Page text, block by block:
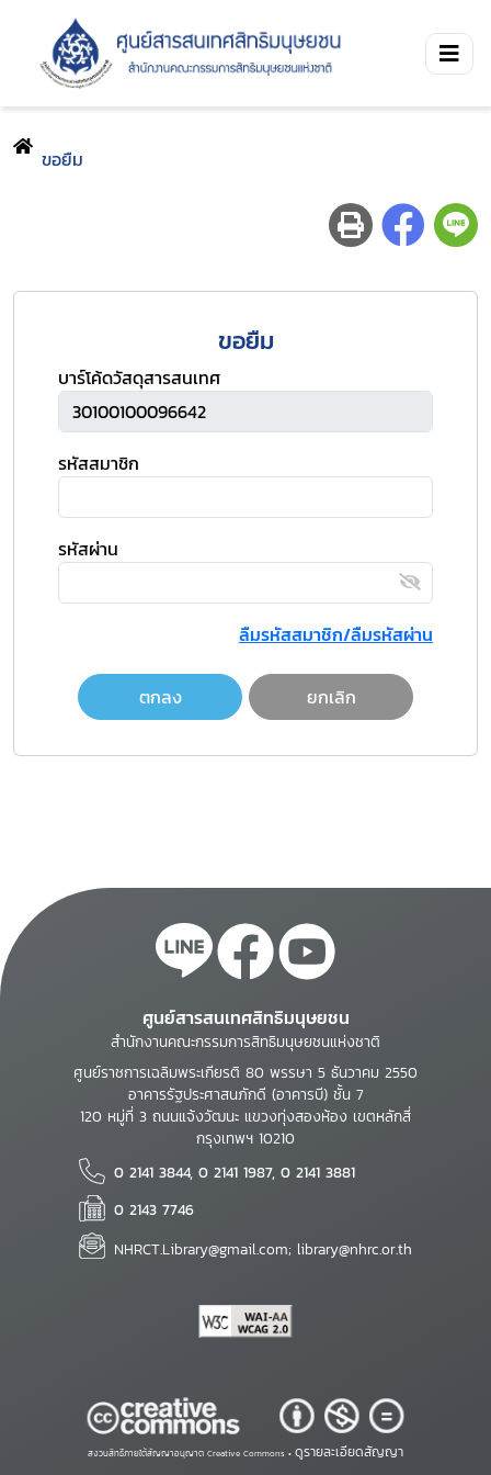
ขอยืม
ขอยืม
บาร์โค้ดวัสดุสารสนเทศ
รหัสสมาชิก
รหัสผ่าน
ลืมรหัสสมาชิก/ลืมรหัสผ่าน
ตกลง ยกเลิก
ศูนย์สารสนเทศสิทธิมนุษยชน
สำนักงานคณะกรรมการสิทธิมนุษยชนแห่งชาติ
ศูนย์ราชการเฉลิมพระเกียรติ 80 พรรษา 5 ธันวาคม 2550
อาคารรัฐประศาสนภักดี (อาคารบี) ชั้น 7
120 หมู่ที่ 3 ถนนแจ้งวัฒนะ แขวงทุ่งสองห้อง เขตหลักสี่
กรุงเทพฯ 10210
0 2141 3844, 0 2141 1987, 0 2141 3881
0 2143 7746
NHRCT.Library@gmail.com; library@nhrc.or.th
สงวนสิทธิ์ภายใต้สัญญาอนุญาต Creative Commons • ดูรายละเอียดสัญญา